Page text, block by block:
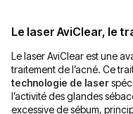
Le laser AviClear, le
Lelaser AviClearest une
traitement de l’acné. Ce
technologie de laser
l’activité des glandes
excessive de sébum,